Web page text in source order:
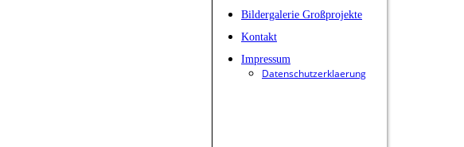
Bildergalerie Großprojekte
Kontakt
Impressum
Datenschutzerklaerung